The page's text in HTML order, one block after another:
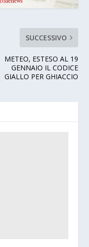
SUCCESSIVO
METEO, ESTESO AL 19
GENNAIO IL CODICE
GIALLO PER GHIACCIO